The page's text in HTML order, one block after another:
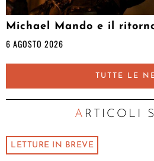
Michael Mando e il
6 AGOSTO 2026
TUTTE LE
ARTICOLI
LETTURE IN BREVE